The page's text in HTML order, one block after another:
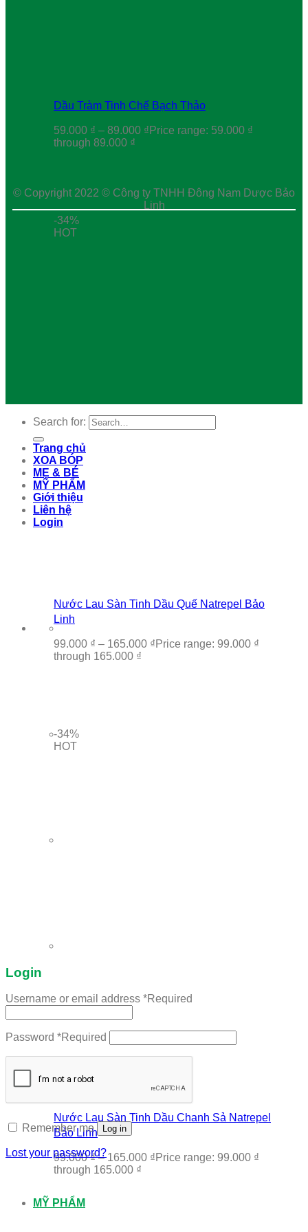
Dầu Tràm Tinh Chế Bạch Thảo
59.000 ₫ – 89.000 ₫ Price range: 59.000 ₫
through 89.000 ₫
-34%
HOT
Nước Lau Sàn Tinh Dầu Quế Natrepel Bảo
Linh
99.000 ₫ – 165.000 ₫Price range: 99.000 ₫
through 165.000 ₫
-34%
HOT
Nước Lau Sàn Tinh Dầu Chanh Sả Natrepel
Bảo Linh
99.000₫ – 165.000 ₫Price range: 99.000 ₫
through 165.000 ₫
MỸ PHẨM
© Copyright 2022 © Công ty TNHH Đông Nam Dược Bảo
Linh
Search for:
Trang chủ
XOA BÓP
MẸ & BÉ
MỸ PHẨM
Giới thiệu
Liên hệ
Login
Login
Username or email address *Required
Password *Required
Remember me Log in
Lost your password?